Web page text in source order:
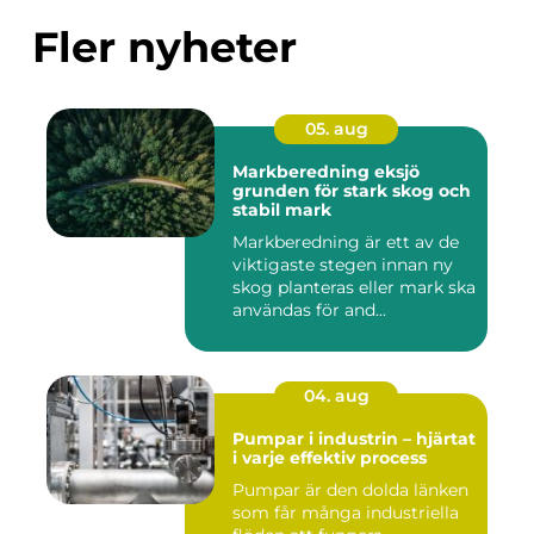
Fler nyheter
05. aug
Markberedning eksjö
grunden för stark skog och
stabil mark
Markberedning är ett av de
viktigaste stegen innan ny
skog planteras eller mark ska
användas för and...
04. aug
Pumpar i industrin – hjärtat
i varje effektiv process
Pumpar är den dolda länken
som får många industriella